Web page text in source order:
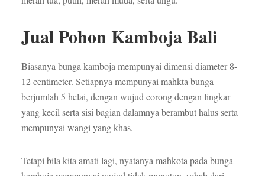
Jual Pohon Kamboja Bali
Biasanya bunga kamboja mempunyai dimensi diameter 8-
12 centimeter. Setiapnya mempunyai mahkta bunga
berjumlah 5 helai, dengan wujud corong dengan lingkar
yang kecil serta sisi bagian dalamnya berambut halus serta
mempunyai wangi yang khas.
Tetapi bila kita amati lagi, nyatanya mahkota pada bunga